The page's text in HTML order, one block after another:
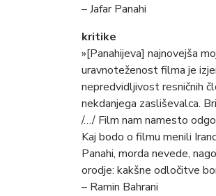
– Jafar Panahi
kritike
»[Panahijeva] najnovejša
uravnoteženost filma je
nepredvidljivost resničnih
nekdanjega zasliševalca.
/…/ Film nam namesto
Kaj bodo o filmu menili
Panahi, morda nevede,
orodje: kakšne odločitve
– Ramin Bahrani